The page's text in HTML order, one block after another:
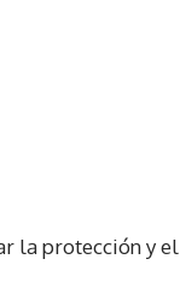
la protección y el